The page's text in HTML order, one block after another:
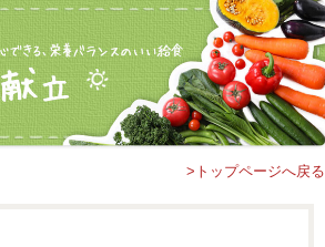
>トップページへ戻る